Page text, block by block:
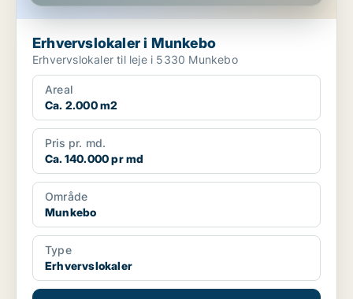
Erhvervslokaler i Munkebo
Erhvervslokaler til leje i 5330 Munkebo
Areal
Ca. 2.000 m2
Pris pr. md.
Ca. 140.000 pr md
Område
Munkebo
Type
Erhvervslokaler